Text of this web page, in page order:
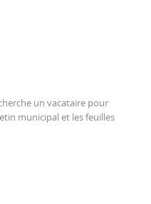
un vacataire pour
municipal et les feuilles